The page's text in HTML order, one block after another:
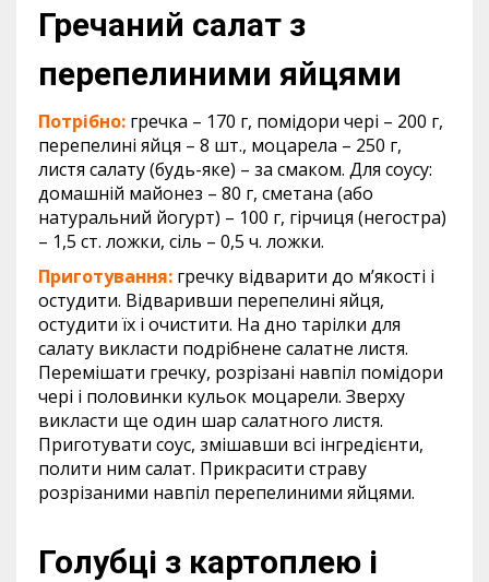
Гречаний салат з
перепелиними яйцями
Потрібно: гречка – 170 г, помідори чері – 200 г,
перепелині яйця – 8 шт., моцарела – 250 г,
листя салату (будь-яке) – за смаком. Для соусу:
домашній майонез – 80 г, сметана (або
натуральний йогурт) – 100 г, гірчиця (негостра)
– 1,5 ст. ложки, сіль – 0,5 ч. ложки.
Приготування: гречку відварити до м’якості і
остудити. Відваривши перепелині яйця,
остудити їх і очистити. На дно тарілки для
салату викласти подрібнене салатне листя.
Перемішати гречку, розрізані навпіл помідори
чері і половинки кульок моцарели. Зверху
викласти ще один шар салатного листя.
Приготувати соус, змішавши всі інгредієнти,
полити ним салат. Прикрасити страву
розрізаними навпіл перепелиними яйцями.
Голубці з картоплею і